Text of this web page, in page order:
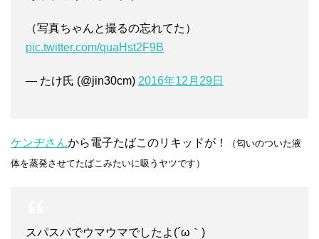
（写真ちゃんと撮るの忘れてた）
pic.twitter.com/quaHst2F9B
— たけ氏 (@jin30cm) 2016年12月29日
ケンヂさんから電子たばこのリキッドが！
（匂いのついた液
体を蒸発させてたばこみたいに吸うヤツです）
スパスパでウマウマでしたよ(´ω｀)